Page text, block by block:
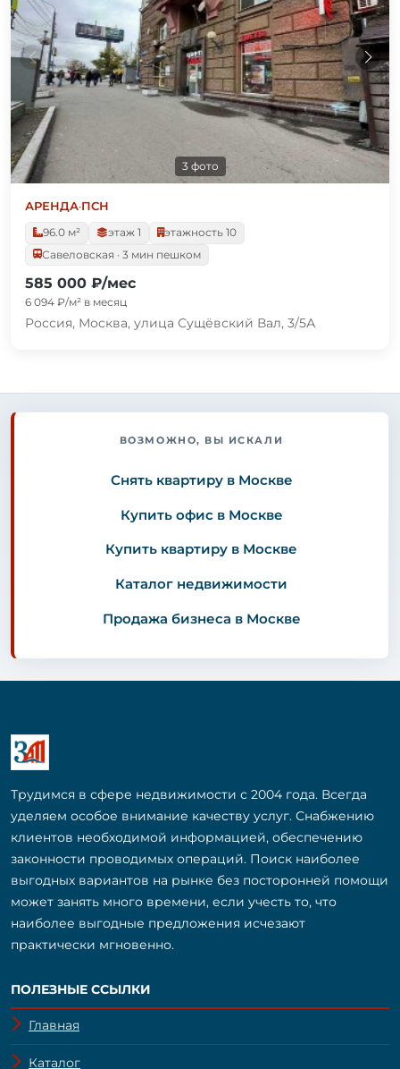
3 фото
АРЕНДА·ПСН
96.0 м²
этаж 1
этажность 10
Савеловская · 3 мин пешком
585 000 ₽/мес
6 094 ₽/м² в месяц
Россия, Москва, улица Сущёвский Вал, 3/5А
ВОЗМОЖНО, ВЫ ИСКАЛИ
Снять квартиру в Москве
Купить офис в Москве
Купить квартиру в Москве
Каталог недвижимости
Продажа бизнеса в Москве
Трудимся в сфере недвижимости с 2004 года. Всегда
уделяем особое внимание качеству услуг. Снабжению
клиентов необходимой информацией, обеспечению
законности проводимых операций. Поиск наиболее
выгодных вариантов на рынке без посторонней помощи
может занять много времени, если учесть то, что
наиболее выгодные предложения исчезают
практически мгновенно.
ПОЛЕЗНЫЕ ССЫЛКИ
Главная
Каталог